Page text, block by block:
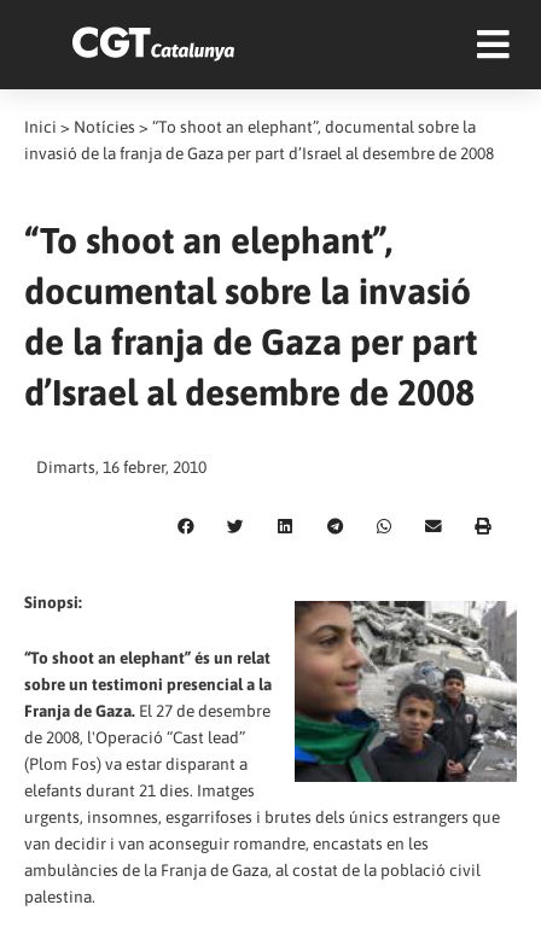
Inici > Notícies > “To shoot an elephant”, documental sobre la
invasió de la franja de Gaza per part d’Israel al desembre de 2008
“To shoot an elephant”,
documental sobre la invasió
de la franja de Gaza per part
d’Israel al desembre de 2008
Dimarts, 16 febrer, 2010
Sinopsi:
“To shoot an elephant” és un relat
sobre un testimoni presencial a la
Franja de Gaza. El 27 de desembre
de 2008, l'Operació “Cast lead”
(Plom Fos) va estar disparant a
elefants durant 21 dies. Imatges
urgents, insomnes, esgarrifoses i brutes dels únics estrangers que
van decidir i van aconseguir romandre, encastats en les
ambulàncies de la Franja de Gaza, al costat de la població civil
palestina.